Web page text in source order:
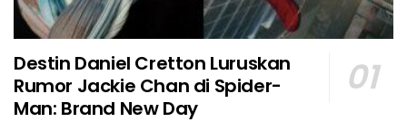
Destin Daniel Cretton Luruskan
Rumor Jackie Chan di Spider-
Man: Brand New Day